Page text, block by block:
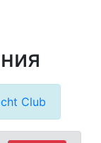
Club